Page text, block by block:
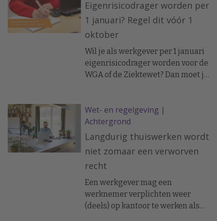
andere praktische beroepen. En
dat dat nu nauwelijks gebeurt.
Eigenrisicodrager worden per
1 januari? Regel dit vóór 1
oktober
Wil je als werkgever per 1 januari
eigenrisicodrager worden voor de
WGA of de Ziektewet? Dan moet je
vraagt om een goede
voorbereiding.
Wet- en regelgeving |
Achtergrond
Langdurig thuiswerken wordt
niet zomaar een verworven
recht
Een werkgever mag een
werknemer verplichten weer
(deels) op kantoor te werken als